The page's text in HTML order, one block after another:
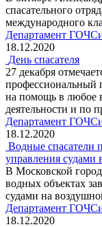
спасательного
международного
Департамент
18.12.2020
День спасателя
27 декабря
профессиональный
на помощь в любое
деятельности и по
Департамент
18.12.2020
Водные спасатели
управления судами
В Московской
водных объектах
судами на
Департамент
18.12.2020